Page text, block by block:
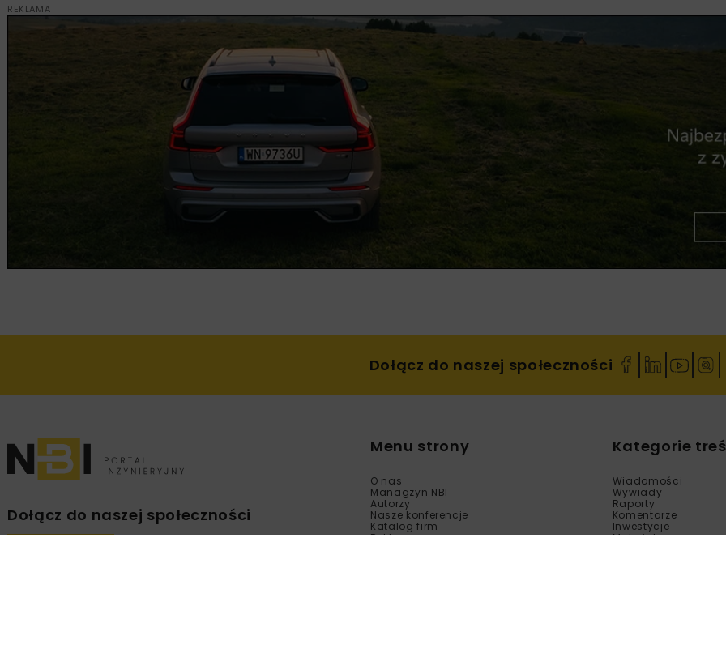
REKLAMA
Dołącz do naszej społeczności
Dołącz do naszej społeczności
Menu strony
O nas
Managzyn NBI
Autorzy
Nasze konferencje
Katalog firm
Reklama
Kategorie
Wiadomości
Wywiady
Raporty
Komentarze
Inwestycje
Materiały